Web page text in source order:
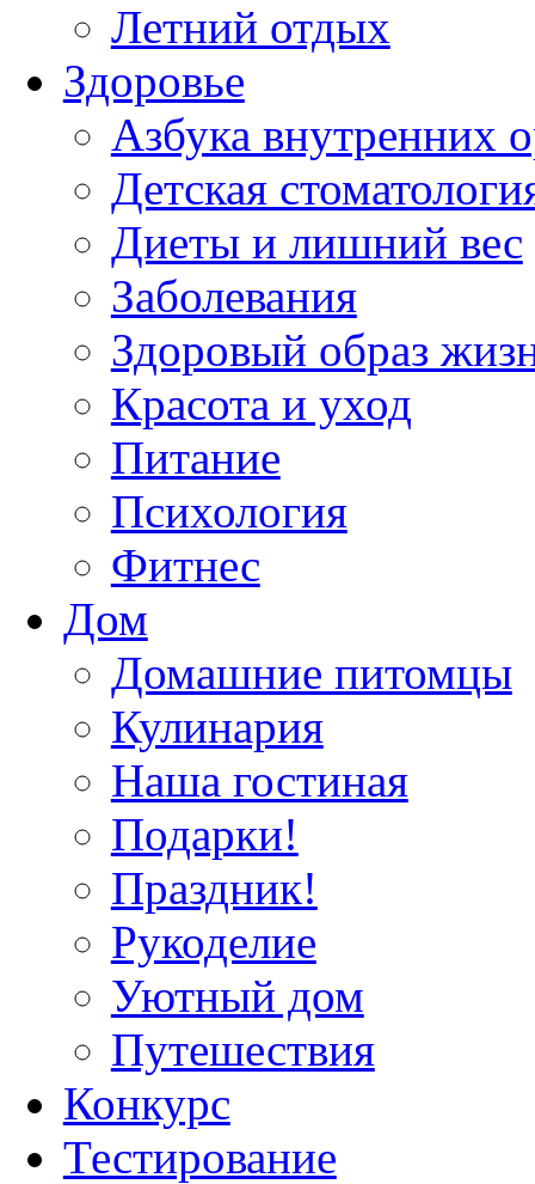
Летний отдых
Здоровье
Азбука внутренних
Детская
Диеты и лишний вес
Заболевания
Здоровый образ
Красота и уход
Питание
Психология
Фитнес
Дом
Домашние питомцы
Кулинария
Наша гостиная
Подарки!
Праздник!
Рукоделие
Уютный дом
Путешествия
Конкурс
Тестирование